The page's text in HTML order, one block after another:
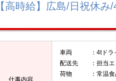
【高時給】広島/日祝休み
仕事内容
車両 ：4tドラ
配送先 ：担当エリ
荷物 ：常温食